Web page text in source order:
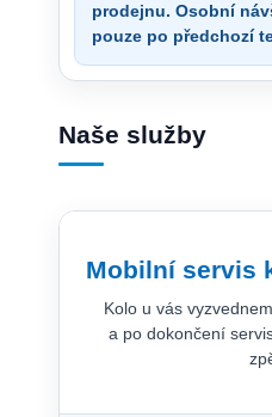
prodejnu. Osobní
pouze po předchozí
Naše služby
Mobilní servis
Kolo u vás
a po dokončení